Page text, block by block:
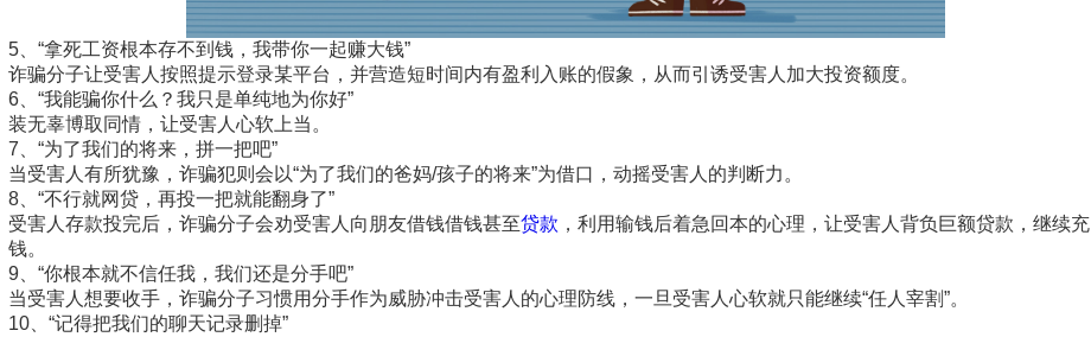
5、“拿死工资根本存不到钱，我带你一起赚大钱”
诈骗分子让受害人按照提示登录某平台，并营造短时间内有盈利入账的假象，从而引诱受害人加大投资额度。
6、“我能骗你什么？我只是单纯地为你好”
装无辜博取同情，让受害人心软上当。
7、“为了我们的将来，拼一把吧”
当受害人有所犹豫，诈骗犯则会以“为了我们的爸妈/孩子的将来”为借口，动摇受害人的判断力。
8、“不行就网贷，再投一把就能翻身了”
受害人存款投完后，诈骗分子会劝受害人向朋友借钱借钱甚至贷款 ，利用输钱后着急回本的心理，让受害人背负巨额贷款，继续充
钱。
9、“你根本就不信任我，我们还是分手吧”
当受害人想要收手，诈骗分子习惯用分手作为威胁冲击受害人的心理防线，一旦受害人心软就只能继续“任人宰割”。
10、“记得把我们的聊天记录删掉”